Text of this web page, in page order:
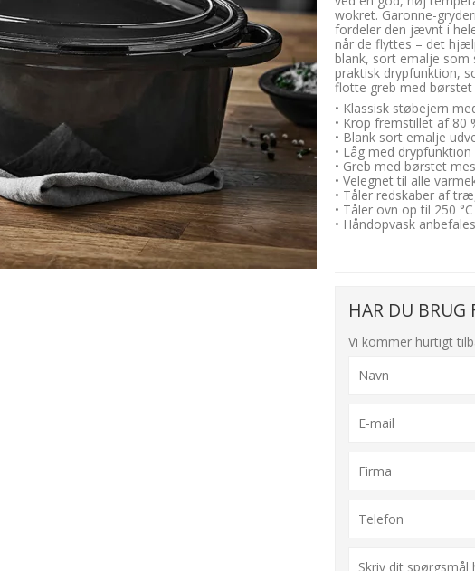
wokret. Garonne-
fordeler den jævnt i
når de flyttes – det
blank, sort emalje som
praktisk drypfunktion,
flotte greb med børstet
• Klassisk støbejern
• Krop fremstillet af 80
• Blank sort emalje
• Låg med drypfunktion
• Greb med børstet
• Velegnet til alle
• Tåler redskaber af
• Tåler ovn op til 250 °C
• Håndopvask anbefales
HAR DU BRUG
Vi kommer hurtigt